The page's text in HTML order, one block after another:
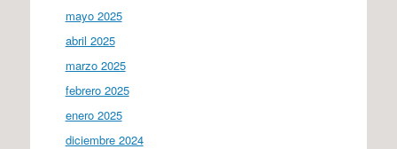
mayo 2025
abril 2025
marzo 2025
febrero 2025
enero 2025
diciembre 2024